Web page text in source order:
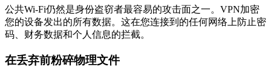
公共Wi-Fi仍然是身份盗窃者最容易的攻击面之一。VPN加密
您的设备发出的所有数据。这在您连接到的任何网络上防止密
码、财务数据和个人信息的拦截。
在丢弃前粉碎物理文件